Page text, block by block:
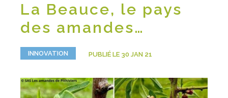
La Beauce, le pays
des amandes…
INNOVATION PUBLIÉ LE 30 JAN 21